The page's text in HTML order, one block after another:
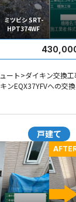
ミツビシ SRT-
HPT374WF
ート>ダイキン交換
ンEQX37YFVへの交換
戸建て